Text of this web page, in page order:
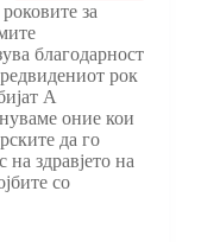
за
благодарност
рок
А
оние кои
да го
на здравјето на
со